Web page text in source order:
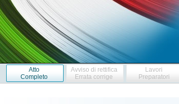
Atto
Completo
Avviso di rettifica
Errata corrige
Lavori
Preparatori